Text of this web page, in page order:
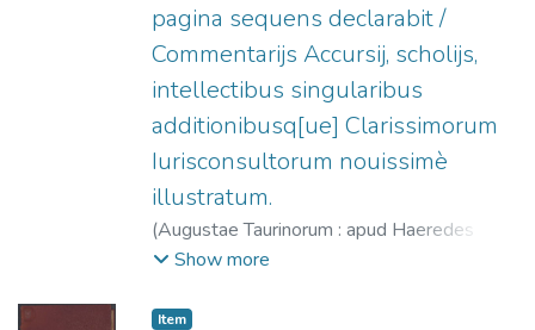
pagina sequens declarabit /
Commentarijs Accursij, scholijs,
intellectibus singularibus
additionibusq[ue] Clarissimorum
Iurisconsultorum nouissimè
illustratum.
(Augustae Taurinorum : apud Haeredes
Nicolai Beuilaquae,
1574-1598.
Show more
Item